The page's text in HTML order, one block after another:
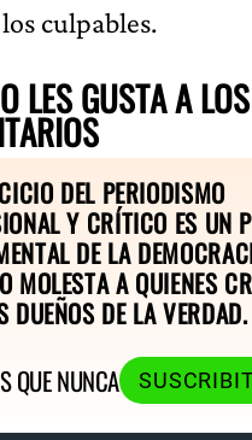
culpables.
LES GUSTA A LOS
DEL PERIODISMO
Y CRÍTICO ES UN
DE LA
MOLESTA A QUIENES
DUEÑOS DE LA VERDAD.
QUE NUNCA